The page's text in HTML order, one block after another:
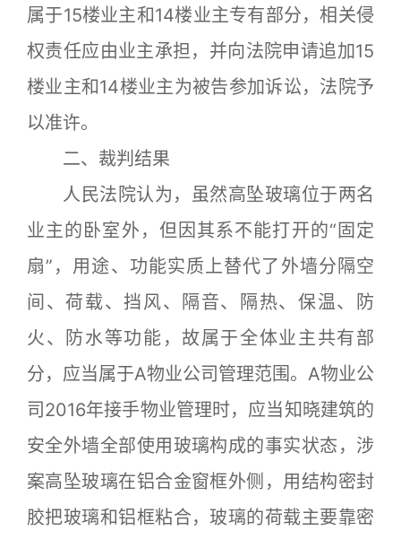
属于15楼业主和14楼业主专有部分，相关侵
权责任应由业主承担，并向法院申请追加15
楼业主和14楼业主为被告参加诉讼，法院予
以准许。
二、裁判结果
人民法院认为，虽然高坠玻璃位于两名
业主的卧室外，但因其系不能打开的“固定
扇”，用途、功能实质上替代了外墙分隔空
间、荷载、挡风、隔音、隔热、保温、防
火、防水等功能，故属于全体业主共有部
分，应当属于A物业公司管理范围。A物业公
司2016年接手物业管理时，应当知晓建筑的
安全外墙全部使用玻璃构成的事实状态，涉
案高坠玻璃在铝合金窗框外侧，用结构密封
胶把玻璃和铝框粘合，玻璃的荷载主要靠密